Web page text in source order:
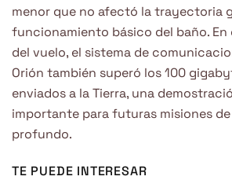
menor que no afectó la trayectoria
funcionamiento básico del baño. En
del vuelo, el sistema de
Orión también superó los 100
enviados a la Tierra, una
importante para futuras misiones
profundo.
TE PUEDE INTERESAR